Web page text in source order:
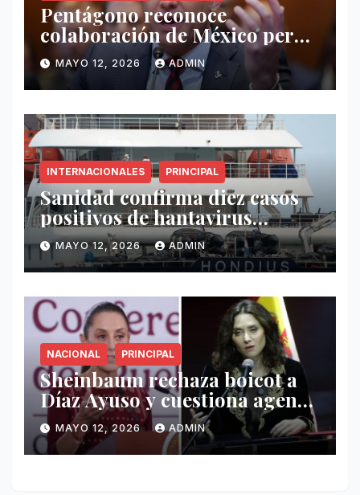
Pentágono reconoce
colaboración de México pero
exige mayor operatividad
antidrogas
MAYO 12, 2026 ADMIN
INTERNACIONALES PRINCIPAL
Sanidad confirma diez casos
positivos de hantavirus
vinculados al crucero MV
Hondius
MAYO 12, 2026 ADMIN
NACIONAL PRINCIPAL
Sheinbaum rechaza boicot a
Díaz Ayuso y cuestiona agenda
de funcionaria española
MAYO 12, 2026 ADMIN